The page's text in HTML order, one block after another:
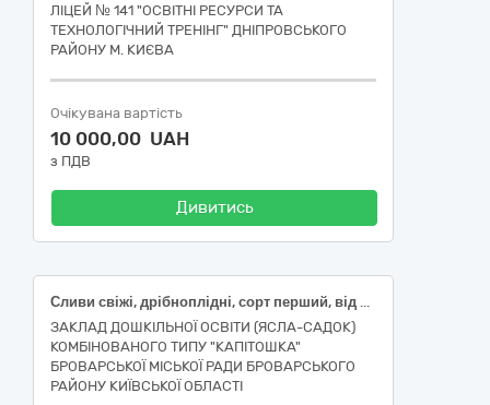
ЛІЦЕЙ № 141 "ОСВІТНІ РЕСУРСИ ТА
ТЕХНОЛОГІЧНИЙ ТРЕНІНГ" ДНІПРОВСЬКОГО
РАЙОНУ М. КИЄВА
Очікувана вартість
10 000,00 UAH
з ПДВ
Дивитись
Сливи свіжі, дрібноплідні, сорт перший, від 20 мм; Персики свіжі, першого товарного сорту, не менше 50 мм , ДСТУ 7025; Ківі, сорт перший, плід вагою не менше 70 г; Абрикоси свіжі, сорт перший; Черешня свіжа, другого товарного сорту, не менше 17 мм, ДСТУ 8153
ЗАКЛАД ДОШКІЛЬНОЇ ОСВІТИ (ЯСЛА-САДОК)
КОМБІНОВАНОГО ТИПУ "КАПІТОШКА"
БРОВАРСЬКОЇ МІСЬКОЇ РАДИ БРОВАРСЬКОГО
РАЙОНУ КИЇВСЬКОЇ ОБЛАСТІ